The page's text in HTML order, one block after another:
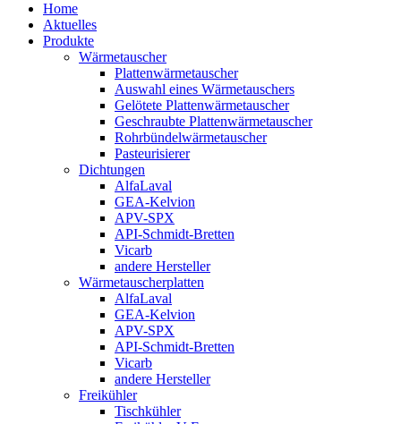
Home
Aktuelles
Produkte
Wärmetauscher
Plattenwärmetauscher
Auswahl eines Wärmetauschers
Gelötete Plattenwärmetauscher
Geschraubte Plattenwärmetauscher
Rohrbündelwärmetauscher
Pasteurisierer
Dichtungen
AlfaLaval
GEA-Kelvion
APV-SPX
API-Schmidt-Bretten
Vicarb
andere Hersteller
Wärmetauscherplatten
AlfaLaval
GEA-Kelvion
APV-SPX
API-Schmidt-Bretten
Vicarb
andere Hersteller
Freikühler
Tischkühler